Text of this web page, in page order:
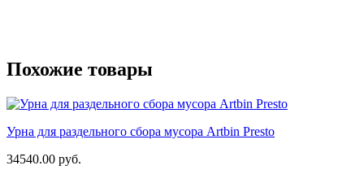
Похожие товары
Урна для раздельного сбора мусора Artbin Presto
34540.00 руб.